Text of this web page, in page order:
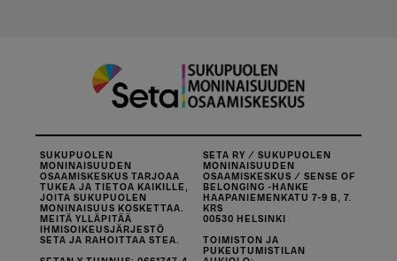
SUKUPUOLEN
MONINAISUUDEN
OSAAMISKESKUS TARJOAA
TUKEA JA TIETOA KAIKILLE,
JOITA SUKUPUOLEN
MONINAISUUS KOSKETTAA.
MEITÄ YLLÄPITÄÄ
IHMISOIKEUSJÄRJESTÖ
SETA JA RAHOITTAA STEA.
SETA RY / SUKUPUOLEN
MONINAISUUDEN
OSAAMISKESKUS / SENSE OF
BELONGING -HANKE
HAAPANIEMENKATU 7-9 B, 7.
KRS
00530 HELSINKI
TOIMISTON JA
PUKEUTUMISTILAN